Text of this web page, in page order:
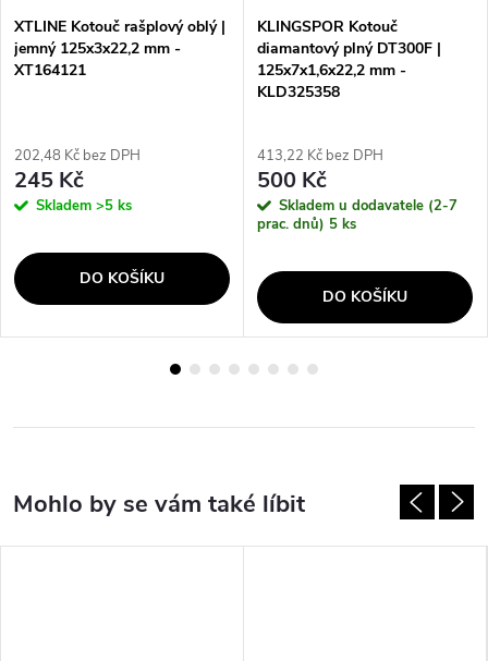
XTLINE Kotouč rašplový oblý |
jemný 125x3x22,2 mm -
XT164121
202,48 Kč bez DPH
245 Kč
Skladem >5 ks
DO KOŠÍKU
KLINGSPOR Kotouč
diamantový plný DT300F |
125x7x1,6x22,2 mm -
KLD325358
413,22 Kč bez DPH
500 Kč
Skladem u dodavatele (2-7
prac. dnů) 5 ks
DO KOŠÍKU